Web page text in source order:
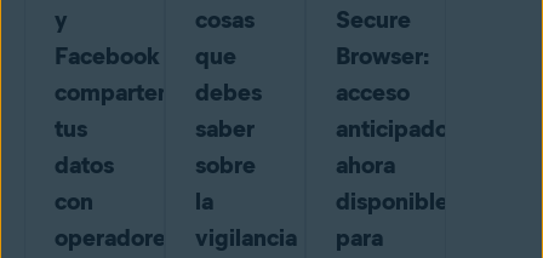
y
Facebook
comparten
tus
datos
con
operadores
cosas
que
debes
saber
sobre
la
vigilancia
Secure
Browser:
acceso
anticipado
ahora
disponible
para